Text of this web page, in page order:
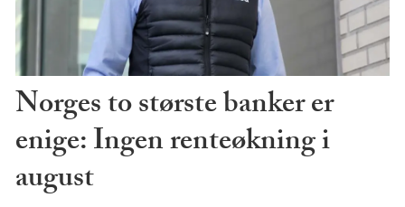
Norges to største banker er
enige: Ingen renteøkning i
august